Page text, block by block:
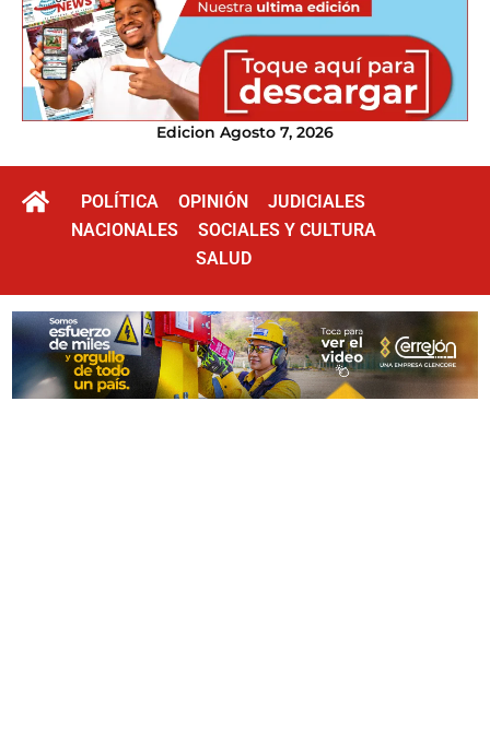
Edicion Agosto 7, 2026
POLÍTICA OPINIÓN
JUDICIALES
NACIONALES
SOCIALES Y CULTURA
SALUD